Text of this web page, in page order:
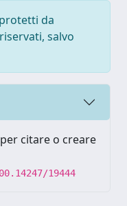
da
salvo
citare o creare
19444